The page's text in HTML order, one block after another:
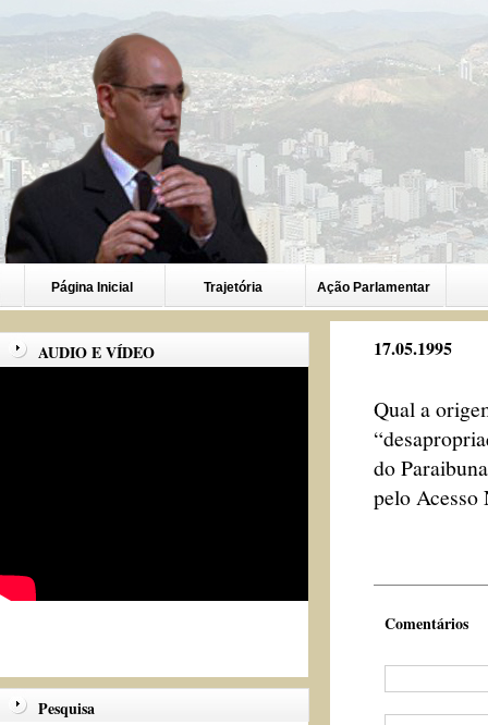
Página Inicial Trajetória Ação Parlamentar
AUDIO E VÍDEO
Pesquisa
17.05.1995
Qual a
do
pelo Acesso
Comentários